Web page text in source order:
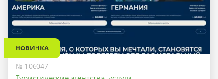
НОВИНКА
№ 106047